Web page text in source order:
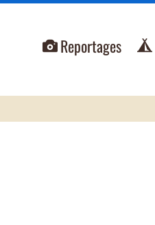
Reportages